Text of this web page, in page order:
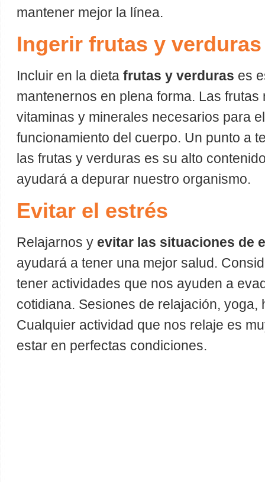
mantener mejor la línea.
Ingerir frutas y verduras
Incluir en la dieta frutas y verduras es
mantenernos en plena forma. Las frutas
vitaminas y minerales necesarios para
funcionamiento del cuerpo. Un punto a
las frutas y verduras es su alto
ayudará a depurar nuestro organismo.
Evitar el estrés
Relajarnos y evitar las situaciones de
ayudará a tener una mejor salud.
tener actividades que nos ayuden a
cotidiana. Sesiones de relajación,
Cualquier actividad que nos relaje es
estar en perfectas condiciones.